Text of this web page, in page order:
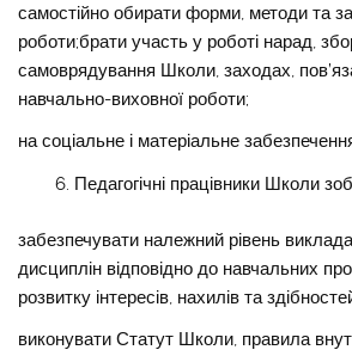
самостійно обирати форми, методи та
роботи;брати участь у роботі нарад,
самоврядування Школи, заходах,
навчально-виховної роботи;
на соціальне і матеріальне
Педагогічні працівники Школи
забезпечувати належний рівень
дисциплін відповідно до навчальних
розвитку інтересів, нахилів та
виконувати Статут Школи, правила